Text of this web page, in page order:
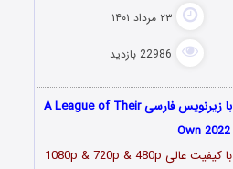
۲۳ مرداد ۱۴۰۱
22986 بازدید
دانلود سریال لیگ خودشان با زیرنویس فارسی A League of Their
Own 2022
با کیفیت عالی 1080p & 720p & 480p